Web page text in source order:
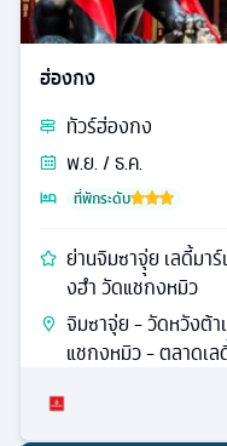
ฮ่องกง
ทัวร์ฮ่องกง
พ.ย. / ธ.ค.
ที่พักระดับ
ย่านจิมซาจุุ่ย เลดี้มา
งฮำ วัดแชกงหมิว
จิมซาจุ่ย - วัดหวังต้า
แชกงหมิว - ตลาดเ